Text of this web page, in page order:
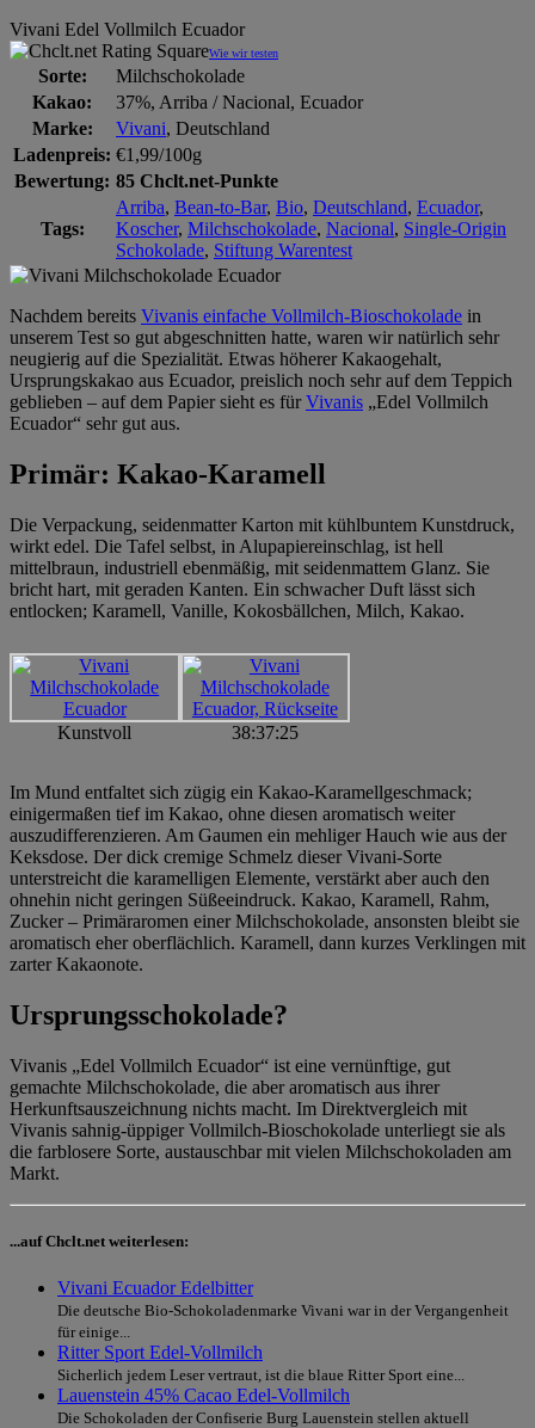
Vivani Edel Vollmilch Ecuador
Wie wir testen
Sorte:
Milchschokolade
Kakao:
37%, Arriba / Nacional, Ecuador
Marke:
Vivani, Deutschland
Ladenpreis: €1,99/100g
Bewertung: 85 Chclt.net-Punkte
Tags:
Arriba, Bean-to-Bar, Bio, Deutschland, Ecuador,
Koscher, Milchschokolade, Nacional, Single-Origin
Schokolade, Stiftung Warentest
Nachdem bereits Vivanis einfache Vollmilch-Bioschokolade in
unserem Test so gut abgeschnitten hatte, waren wir natürlich sehr
neugierig auf die Spezialität. Etwas höherer Kakaogehalt,
Ursprungskakao aus Ecuador, preislich noch sehr auf dem Teppich
geblieben – auf dem Papier sieht es fürVivanis „Edel Vollmilch
Ecuador“ sehr gut aus.
Primär: Kakao-Karamell
Die Verpackung, seidenmatter Karton mit kühlbuntem Kunstdruck,
wirkt edel. Die Tafel selbst, in Alupapiereinschlag, ist hell
mittelbraun, industriell ebenmäßig, mit seidenmattem Glanz. Sie
bricht hart, mit geraden Kanten. Ein schwacher Duft lässt sich
entlocken; Karamell, Vanille, Kokosbällchen, Milch, Kakao.
Kunstvoll 38:37:25
Im Mund entfaltet sich zügig ein Kakao-Karamellgeschmack;
einigermaßen tief im Kakao, ohne diesen aromatisch weiter
auszudifferenzieren. Am Gaumen ein mehliger Hauch wie aus der
Keksdose. Der dick cremige Schmelz dieser Vivani-Sorte
unterstreicht die karamelligen Elemente, verstärkt aber auch den
ohnehin nicht geringen Süßeeindruck. Kakao, Karamell, Rahm,
Zucker – Primäraromen einer Milchschokolade, ansonsten bleibt sie
aromatisch eher oberflächlich. Karamell, dann kurzes Verklingen mit
zarter Kakaonote.
Ursprungsschokolade?
Vivanis „Edel Vollmilch Ecuador“ ist eine vernünftige, gut
gemachte Milchschokolade, die aber aromatisch aus ihrer
Herkunftsauszeichnung nichts macht. Im Direktvergleich mit
Vivanis sahnig-üppiger Vollmilch-Bioschokolade unterliegt sie als
die farblosere Sorte, austauschbar mit vielen Milchschokoladen am
Markt.
...auf Chclt.net weiterlesen:
Vivani Ecuador Edelbitter
Die deutsche Bio-Schokoladenmarke Vivani war in der Vergangenheit
für einige...
Ritter Sport Edel-Vollmilch
Sicherlich jedem Leser vertraut, ist die blaue Ritter Sport eine...
Lauenstein 45% Cacao Edel-Vollmilch
Die Schokoladen der Confiserie Burg Lauenstein stellen aktuell